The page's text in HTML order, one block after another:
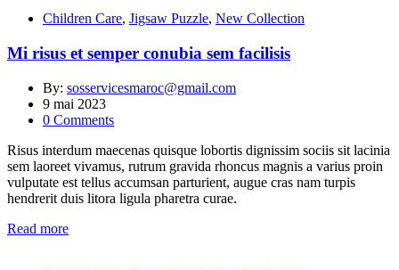
Children Care, Jigsaw Puzzle, New Collection
Mi risus et semper conubia sem facilisis
By: sosservicesmaroc@gmail.com
9 mai 2023
0 Comments
Risus interdum maecenas quisque lobortis dignissim sociis sit lacinia
sem laoreet vivamus, rutrum gravida rhoncus magnis a varius proin
vulputate est tellus accumsan parturient, augue cras nam turpis
hendrerit duis litora ligula pharetra curae.
Read more